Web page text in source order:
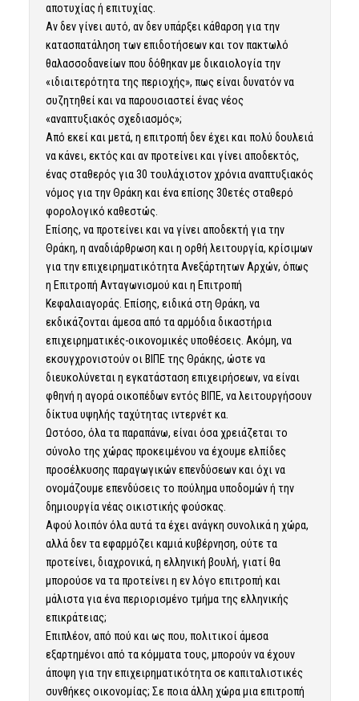
αποτυχίας ή επιτυχίας.
Αν δεν γίνει αυτό, αν δεν υπάρξει κάθαρση για την
κατασπατάληση των επιδοτήσεων και τον πακτωλό
θαλασσοδανείων που δόθηκαν με δικαιολογία την
«ιδιαιτερότητα της περιοχής», πως είναι δυνατόν να
συζητηθεί και να παρουσιαστεί ένας νέος
«αναπτυξιακός σχεδιασμός»;
Από εκεί και μετά, η επιτροπή δεν έχει και πολύ δουλειά
να κάνει, εκτός και αν προτείνει και γίνει αποδεκτός,
ένας σταθερός για 30 τουλάχιστον χρόνια αναπτυξιακός
νόμος για την Θράκη και ένα επίσης 30ετές σταθερό
φορολογικό καθεστώς.
Επίσης, να προτείνει και να γίνει αποδεκτή για την
Θράκη, η αναδιάρθρωση και η ορθή λειτουργία, κρίσιμων
για την επιχειρηματικότητα Ανεξάρτητων Αρχών, όπως
η Επιτροπή Ανταγωνισμού και η Επιτροπή
Κεφαλαιαγοράς. Επίσης, ειδικά στη Θράκη, να
εκδικάζονται άμεσα από τα αρμόδια δικαστήρια
επιχειρηματικές-οικονομικές υποθέσεις. Ακόμη, να
εκσυγχρονιστούν οι ΒΙΠΕ της Θράκης, ώστε να
διευκολύνεται η εγκατάσταση επιχειρήσεων, να είναι
φθηνή η αγορά οικοπέδων εντός ΒΙΠΕ, να λειτουργήσουν
δίκτυα υψηλής ταχύτητας ιντερνέτ κα.
Ωστόσο, όλα τα παραπάνω, είναι όσα χρειάζεται το
σύνολο της χώρας προκειμένου να έχουμε ελπίδες
προσέλκυσης παραγωγικών επενδύσεων και όχι να
ονομάζουμε επενδύσεις το πούλημα υποδομών ή την
δημιουργία νέας οικιστικής φούσκας.
Αφού λοιπόν όλα αυτά τα έχει ανάγκη συνολικά η χώρα,
αλλά δεν τα εφαρμόζει καμιά κυβέρνηση, ούτε τα
προτείνει, διαχρονικά, η ελληνική βουλή, γιατί θα
μπορούσε να τα προτείνει η εν λόγο επιτροπή και
μάλιστα για ένα περιορισμένο τμήμα της ελληνικής
επικράτειας;
Επιπλέον, από πού και ως που, πολιτικοί άμεσα
εξαρτημένοι από τα κόμματα τους, μπορούν να έχουν
άποψη για την επιχειρηματικότητα σε καπιταλιστικές
συνθήκες οικονομίας; Σε ποια άλλη χώρα μια επιτροπή